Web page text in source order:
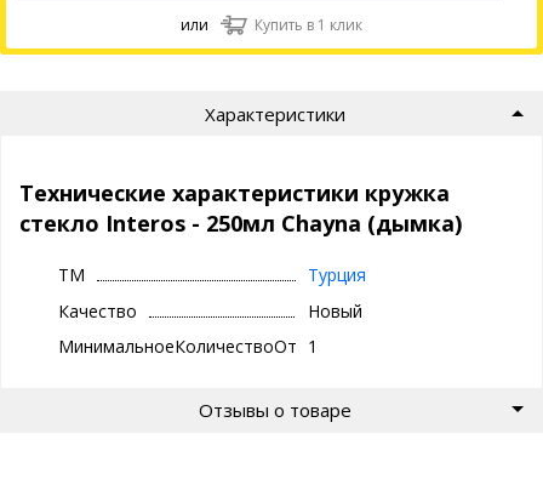
или Купить в 1 клик
Характеристики
Технические характеристики кружка
стекло Interos - 250мл Chayna (дымка)
ТМ
Турция
Качество
Новый
МинимальноеКоличествоОтгрузки
1
Отзывы о товаре